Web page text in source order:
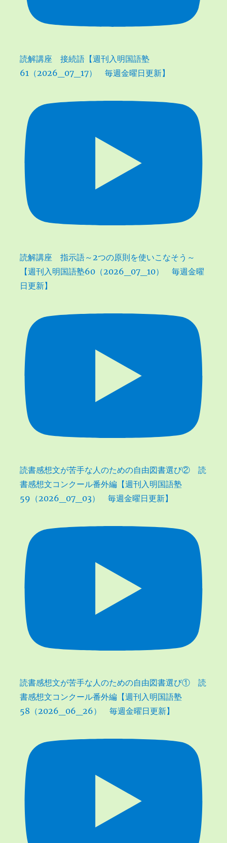
読解講座 接続語【週刊入明国語塾
61（2026_07_17） 毎週金曜日更新】
読解講座 指示語～2つの原則を使いこなそう～
【週刊入明国語塾60（2026_07_10） 毎週金曜
日更新】
読書感想文が苦手な人のための自由図書選び② 読
書感想文コンクール番外編【週刊入明国語塾
59（2026_07_03） 毎週金曜日更新】
読書感想文が苦手な人のための自由図書選び① 読
書感想文コンクール番外編【週刊入明国語塾
58（2026_06_26） 毎週金曜日更新】